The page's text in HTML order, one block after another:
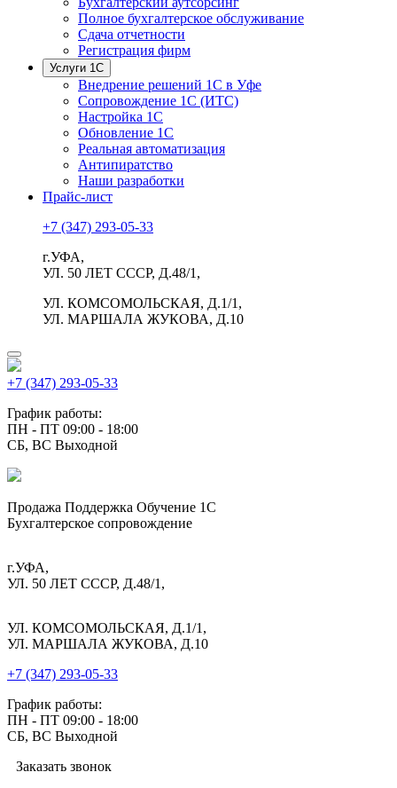
Полное бухгалтерское обслуживание
Сдача отчетности
Регистрация фирм
Услуги 1С
Внедрение решений 1С в Уфе
Сопровождение 1С (ИТС)
Настройка 1С
Обновление 1С
Реальная автоматизация
Антипиратство
Наши разработки
Прайс-лист
+7 (347) 293-05-33
г.УФА,
УЛ. 50 ЛЕТ СССР, Д.48/1,
УЛ. КОМСОМОЛЬСКАЯ, Д.1/1,
УЛ. МАРШАЛА ЖУКОВА, Д.10
+7 (347) 293-05-33
График работы:
ПН - ПТ 09:00 - 18:00
СБ, ВС Выходной
Продажа Поддержка Обучение 1С
Бухгалтерское сопровождение
г.УФА,
УЛ. 50 ЛЕТ СССР, Д.48/1,
УЛ. КОМСОМОЛЬСКАЯ, Д.1/1,
УЛ. МАРШАЛА ЖУКОВА, Д.10
+7 (347) 293-05-33
График работы:
ПН - ПТ 09:00 - 18:00
СБ, ВС Выходной
Заказать звонок